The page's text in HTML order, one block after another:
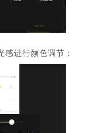
进行颜色调节；